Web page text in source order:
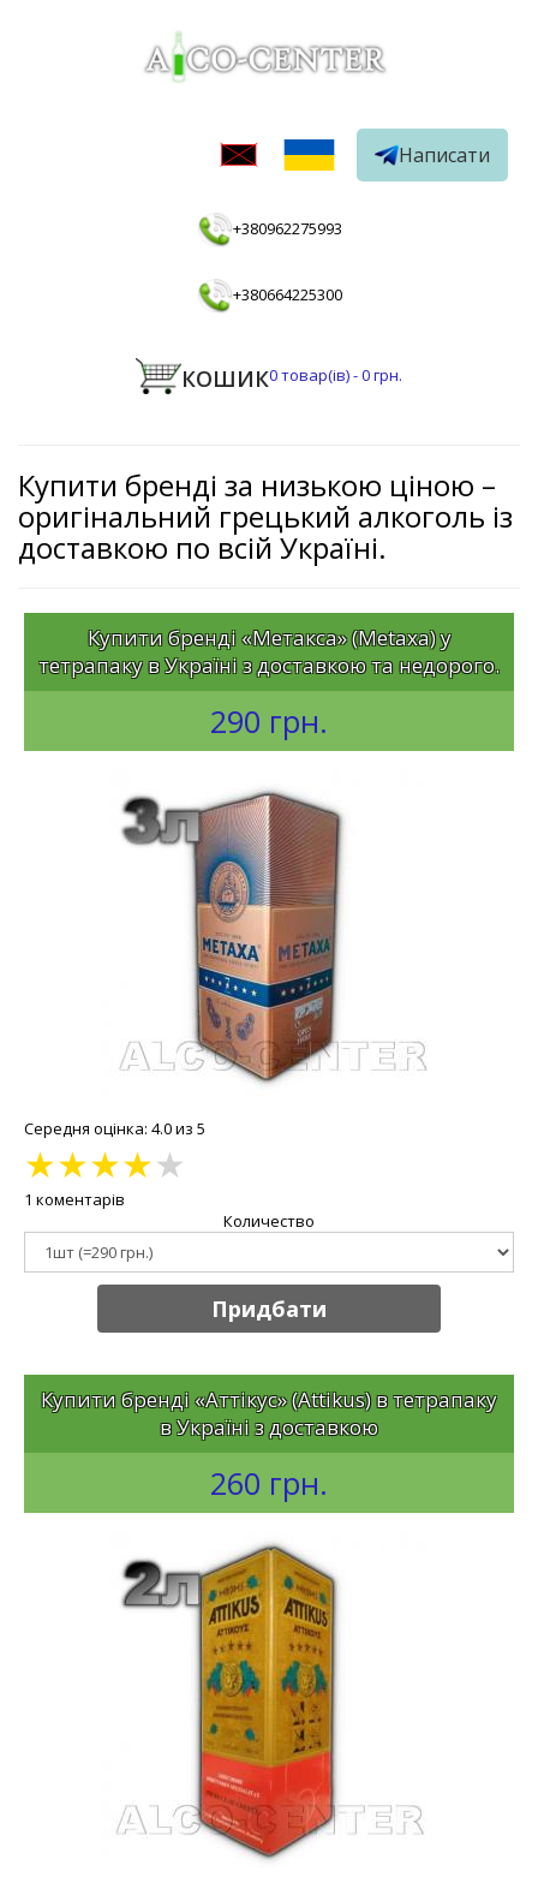
Написати
+380962275993
+380664225300
КОШИК0товар(ів) -0 грн.
Купити бренді за низькою ціною –
оригінальний грецький алкоголь із
доставкою по всій Україні.
Купити бренді «Метакса» (Metaxa) у
тетрапаку в Україні з доставкою та недорого.
290 грн.
Середня оцінка: 4.0 из 5
★★★★★
1 коментарів
Количество
Придбати
Купити бренді «Аттікус» (Attikus) в тетрапаку
в Україні з доставкою
260 грн.